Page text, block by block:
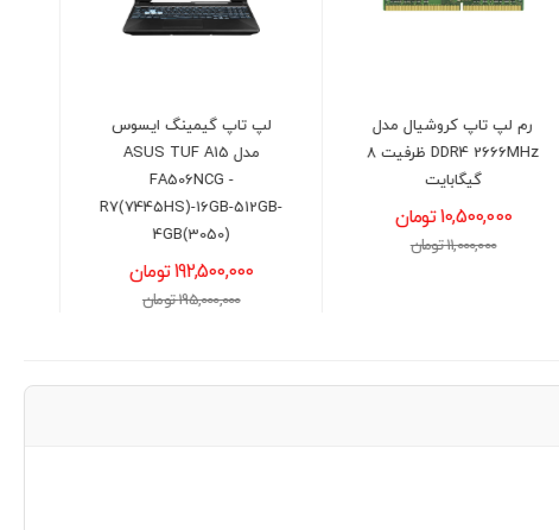
لپ تاپ گیمینگ ایسوس
مدل ASUS TUF A15
FA506NCG -
R7(7445HS)-16GB-512GB-
4GB(3050)
لپ تاپ لنوو مدل LENOVO
IdeaPad Slim 3 -
R3(7320U)-8GB-512GB-
AMD
92,400,000 تومان
93,500,000 تومان